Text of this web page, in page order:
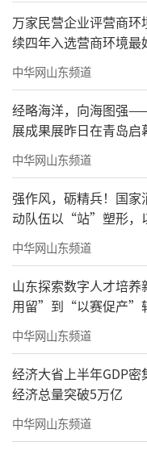
万家民营企业评营商
续四年入选营商环境
中华网山东频道
经略海洋，向海图强
展成果展昨日在青岛启
中华网山东频道
强作风，砺精兵！国家
动队伍以“站”塑形
中华网山东频道
山东探索数字人才培
用留”到“以赛促产”
中华网山东频道
经济大省上半年GDP
经济总量突破5万亿
中华网山东频道